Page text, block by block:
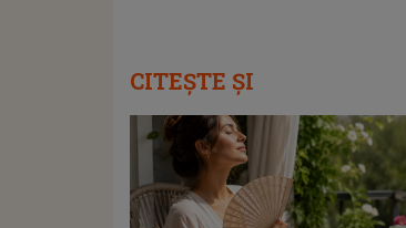
CITEȘTE ȘI